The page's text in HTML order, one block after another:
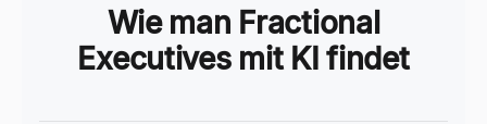
Wie man Fractional
Executives mit KI findet